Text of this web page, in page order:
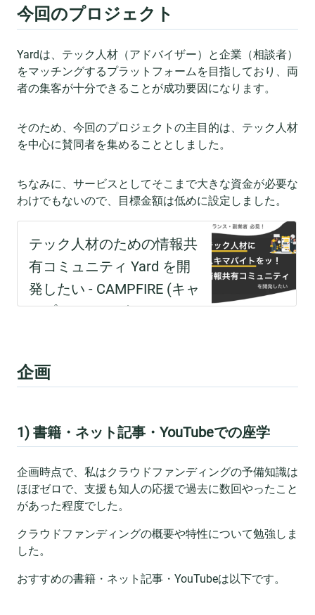
今回のプロジェクト
Yardは、テック人材（アドバイザー）と企業（相談者）
をマッチングするプラットフォームを目指しており、両
者の集客が十分できることが成功要因になります。
そのため、今回のプロジェクトの主目的は、テック人材
を中心に賛同者を集めることとしました。
ちなみに、サービスとしてそこまで大きな資金が必要な
わけでもないので、目標金額は低めに設定しました。
企画
1) 書籍・ネット記事・YouTubeでの座学
企画時点で、私はクラウドファンディングの予備知識は
ほぼゼロで、支援も知人の応援で過去に数回やったこと
があった程度でした。
クラウドファンディングの概要や特性について勉強しま
した。
おすすめの書籍・ネット記事・YouTubeは以下です。